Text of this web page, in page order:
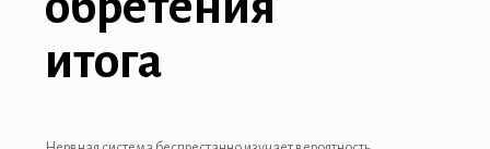
итога